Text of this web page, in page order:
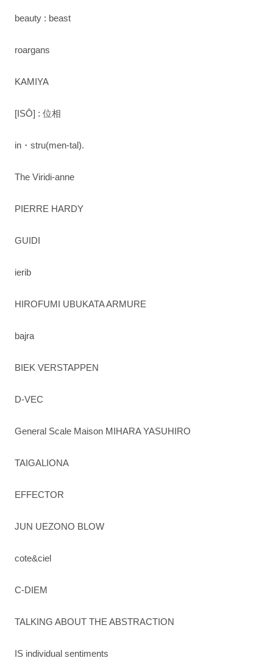
beauty : beast
roargans
KAMIYA
[ISŌ] : 位相
in・stru(men-tal).
The Viridi-anne
PIERRE HARDY
GUIDI
ierib
HIROFUMI UBUKATA ARMURE
bajra
BIEK VERSTAPPEN
D-VEC
General Scale Maison MIHARA YASUHIRO
TAIGALIONA
EFFECTOR
JUN UEZONO BLOW
cote&ciel
C-DIEM
TALKING ABOUT THE ABSTRACTION
IS individual sentiments